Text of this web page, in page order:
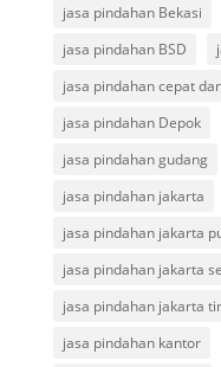
jasa pindahan Bekasi
jasa pindahan BSD
jasa pindahan cepat
jasa pindahan Depok
jasa pindahan gudang
jasa pindahan jakarta
jasa pindahan jakarta
jasa pindahan jakarta
jasa pindahan jakarta
jasa pindahan kantor